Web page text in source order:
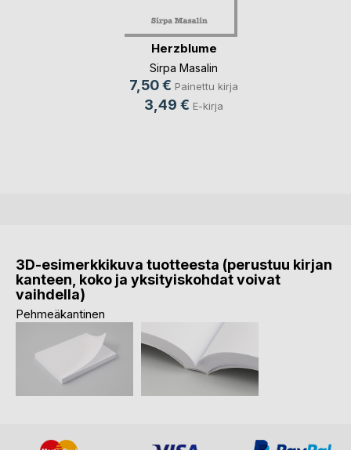
Herzblume
Sirpa Masalin
7,50 € Painettu kirja
3,49 € E-kirja
3D-esimerkkikuva tuotteesta (perustuu kirjan
kanteen, koko ja yksityiskohdat voivat
vaihdella)
Pehmeäkantinen